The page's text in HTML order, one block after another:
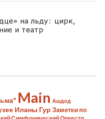
на льду: цирк,
и театр
Main Ашдод
Иланы Гур Заметки по